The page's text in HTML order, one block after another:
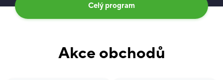
Celý program
Akce obchodů